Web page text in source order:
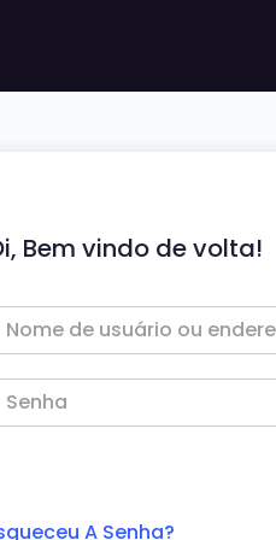
Bem vindo de volta!
A Senha?